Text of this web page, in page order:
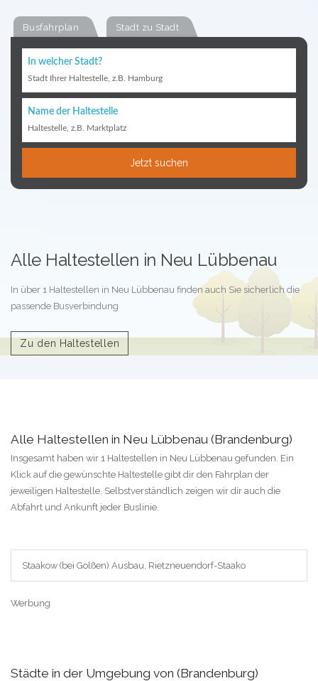
Busfahrplan Stadt zu Stadt
In welcher Stadt?
Stadt Ihrer Haltestelle, z.B. Hamburg
Name der Haltestelle
Haltestelle, z.B. Marktplatz
Jetzt suchen
Alle Haltestellen in Neu Lübbenau
In über 1 Haltestellen in Neu Lübbenau finden auch Sie sicherlich die
passende Busverbindung
Zu den Haltestellen
Alle Haltestellen in Neu Lübbenau (Brandenburg)
Insgesamt haben wir 1 Haltestellen in Neu Lübbenau gefunden. Ein
Klick auf die gewünschte Haltestelle gibt dir den Fahrplan der
jeweiligen Haltestelle. Selbstverständlich zeigen wir dir auch die
Abfahrt und Ankunft jeder Buslinie.
Staakow (bei Golßen) Ausbau, Rietzneuendorf-Staako
Werbung
Städte in der Umgebung von (Brandenburg)